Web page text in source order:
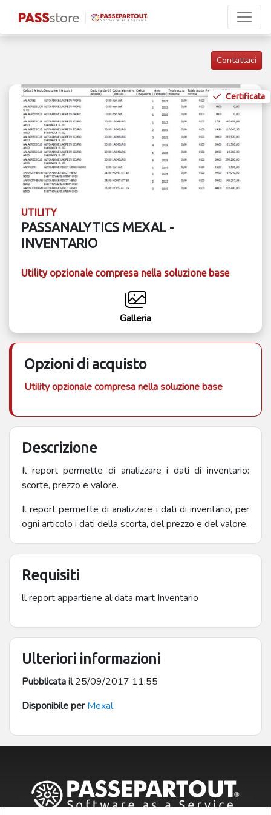
Contattaci
Certificata
UTILITY
PASSANALYTICS MEXAL -
INVENTARIO
Utility opzionale compresa nella soluzione base
Galleria
Opzioni di acquisto
Utility opzionale compresa nella soluzione base
Descrizione
Il report permette di analizzare i dati di inventario:
scorte, prezzo e valore.
Il report permette di analizzare i dati di inventario, per
ogni articolo i dati della scorta, del prezzo e del valore.
Requisiti
ll report appartiene al data mart Inventario
Ulteriori informazioni
Pubblicata il25/09/2017 11:55
Disponibile per Mexal